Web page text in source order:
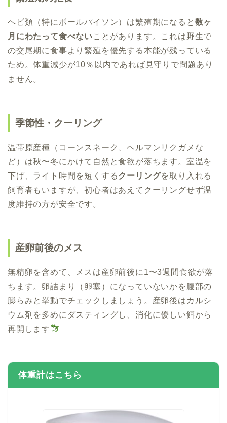
ヘビ類（特にボールパイソン）は繁殖期になると 数ヶ
月にわたって食べないことがあります。これは野生で
の交尾期に食事より繁殖を優先する本能が残っている
ため。体重減少が10％以内であれば見守りで問題あり
ません。
季節性・クーリング
温帯原産種（コーンスネーク、ヘルマンリクガメな
ど）は秋〜冬にかけて自然と食欲が落ちます。室温を
下げ、ライト時間を短くするクーリングを取り入れる
飼育者もいますが、初心者はあえてクーリングせず温
度維持の方が安全です。
産卵前後のメス
無精卵を含めて、メスは産卵前後に1〜3週間食欲が落
ちます。卵詰まり（卵塞）になっていないかを腹部の
膨らみと挙動でチェックしましょう。産卵後はカルシ
ウム剤を多めにダスティングし、消化に優しい餌から
再開します
体重計はこちら